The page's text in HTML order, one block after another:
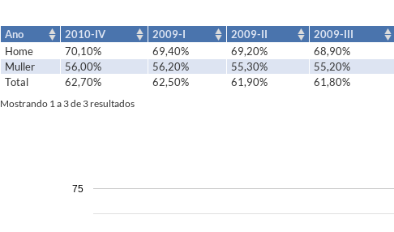
Ano 2010-IV 2009-I 2009-II 2009-III
Home
70,10% 69,40% 69,20% 68,90%
Muller
56,00% 56,20% 55,30% 55,20%
Total
62,70% 62,50% 61,90% 61,80%
Mostrando 1 a 3 de 3 resultados
75